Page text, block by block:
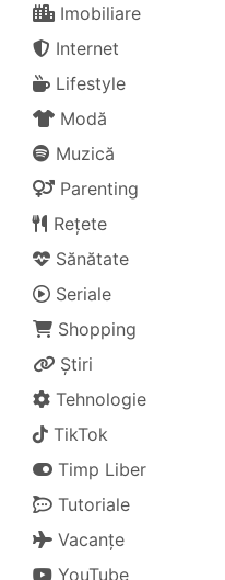
Imobiliare
Internet
Lifestyle
Modă
Muzică
Parenting
Rețete
Sănătate
Seriale
Shopping
Știri
Tehnologie
TikTok
Timp Liber
Tutoriale
Vacanțe
YouTube